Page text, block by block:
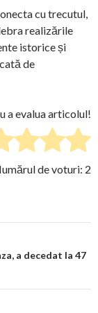
cu trecutul,
realizările
istorice și
de
a evalua articolul!
de voturi: 2
a decedat la 47